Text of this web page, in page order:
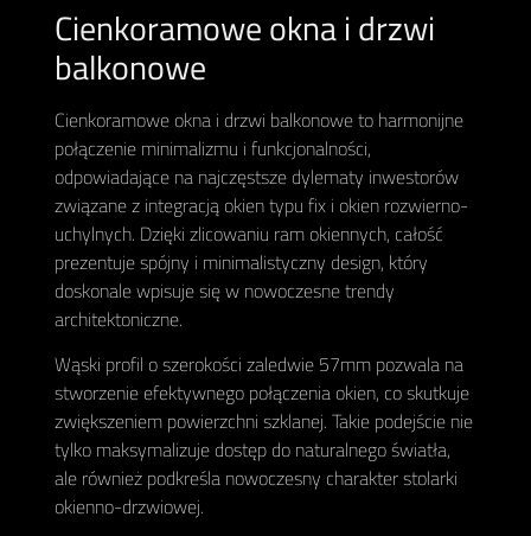
Cienkoramowe okna i drzwi
balkonowe
Cienkoramowe okna i drzwi balkonowe to harmonijne
połączenie minimalizmu i funkcjonalności,
odpowiadające na najczęstsze dylematy inwestorów
związane z integracją okien typu fix i okien rozwierno-
uchylnych. Dzięki zlicowaniu ram okiennych, całość
prezentuje spójny i minimalistyczny design, który
doskonale wpisuje się w nowoczesne trendy
architektoniczne.
Wąski profil o szerokości zaledwie 57mm pozwala na
stworzenie efektywnego połączenia okien, co skutkuje
zwiększeniem powierzchni szklanej. Takie podejście nie
tylko maksymalizuje dostęp do naturalnego światła,
ale również podkreśla nowoczesny charakter stolarki
okienno-drzwiowej.